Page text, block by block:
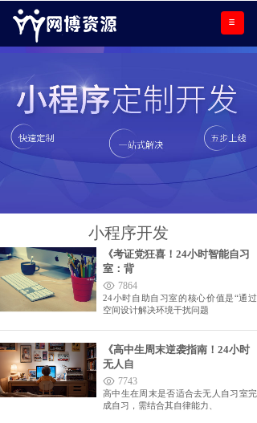
小程序开发
《考证党狂喜！24小时智能自习
室：背
7864
24小时自助自习室的核心价值是“通过
空间设计解决环境干扰问题
《高中生周末逆袭指南！24小时
无人自
7743
高中生在周末是否适合去无人自习室完
成自习，需结合其自律能力、